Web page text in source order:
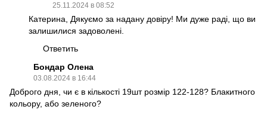
25.11.2024 в 08:52
Катерина, Дякуємо за надану довіру! Ми дуже раді, що ви
залишилися задоволені.
Ответить
Бондар Олена
03.08.2024 в 16:44
Доброго дня, чи є в кількості 19шт розмір 122-128? Блакитного
кольору, або зеленого?